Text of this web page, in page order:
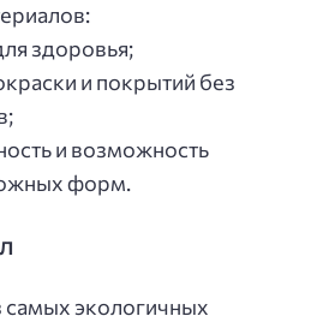
здоровья;
и покрытий без
и возможность
форм.
самых экологичных